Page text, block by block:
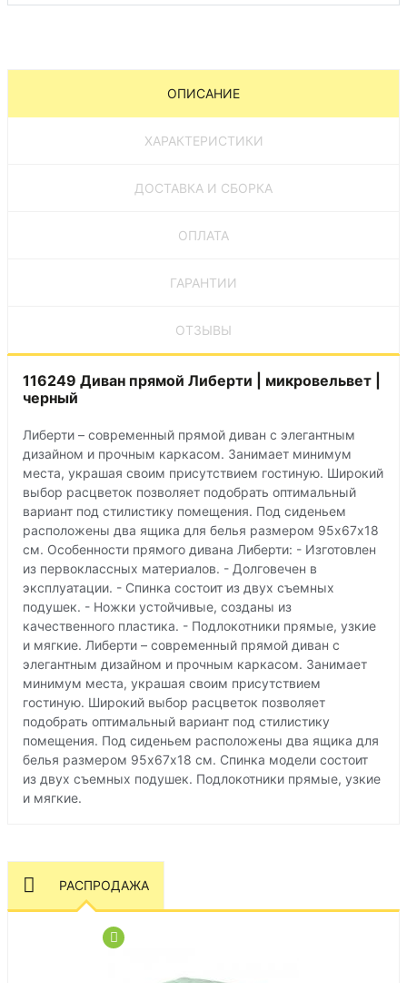
ОПИСАНИЕ
ХАРАКТЕРИСТИКИ
ДОСТАВКА И СБОРКА
ОПЛАТА
ГАРАНТИИ
ОТЗЫВЫ
116249 Диван прямой Либерти | микровельвет |
черный
Либерти – современный прямой диван с элегантным
дизайном и прочным каркасом. Занимает минимум
места, украшая своим присутствием гостиную. Широкий
выбор расцветок позволяет подобрать оптимальный
вариант под стилистику помещения. Под сиденьем
расположены два ящика для белья размером 95х67х18
см. Особенности прямого дивана Либерти: - Изготовлен
из первоклассных материалов. - Долговечен в
эксплуатации. - Спинка состоит из двух съемных
подушек. - Ножки устойчивые, созданы из
качественного пластика. - Подлокотники прямые, узкие
и мягкие. Либерти – современный прямой диван с
элегантным дизайном и прочным каркасом. Занимает
минимум места, украшая своим присутствием
гостиную. Широкий выбор расцветок позволяет
подобрать оптимальный вариант под стилистику
помещения. Под сиденьем расположены два ящика для
белья размером 95х67х18 см. Спинка модели состоит
из двух съемных подушек. Подлокотники прямые, узкие
и мягкие.
РАСПРОДАЖА